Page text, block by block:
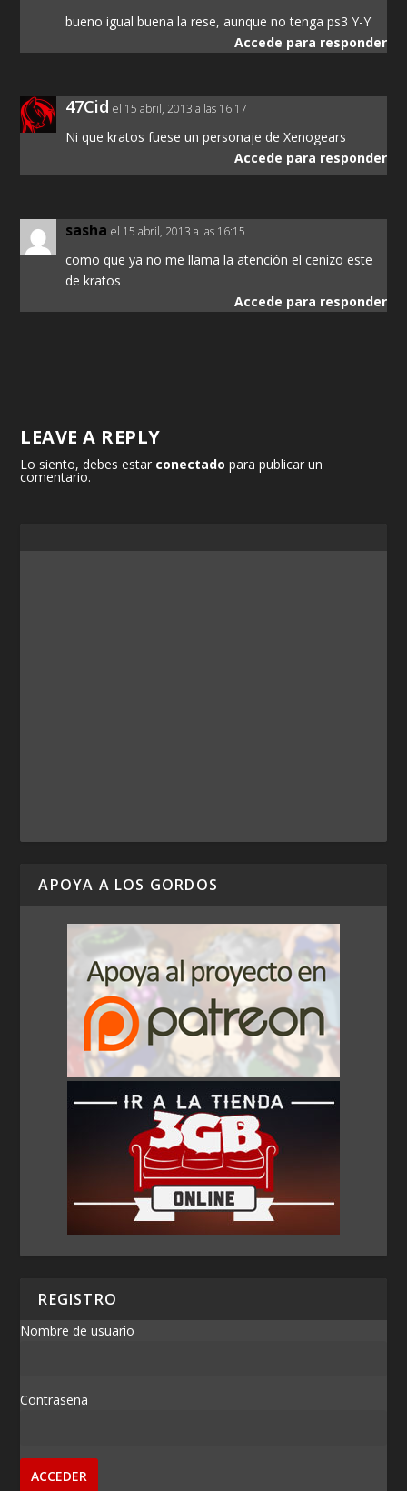
bueno igual buena la rese, aunque no tenga ps3 Y-Y
Accede para responder
47Cid el 15 abril, 2013 a las 16:17
Ni que kratos fuese un personaje de Xenogears
Accede para responder
sasha el 15 abril, 2013 a las 16:15
como que ya no me llama la atención el cenizo este
de kratos
Accede para responder
LEAVE A REPLY
Lo siento, debes estar conectado para publicar un
comentario.
APOYA A LOS GORDOS
REGISTRO
Nombre de usuario
Contraseña